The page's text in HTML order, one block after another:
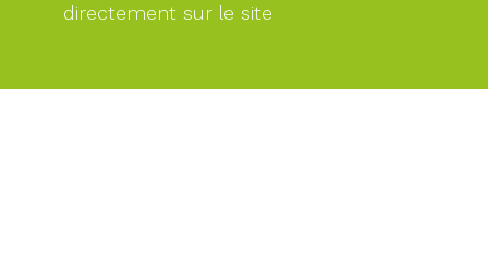
directement sur le site
SÉCURISÉ